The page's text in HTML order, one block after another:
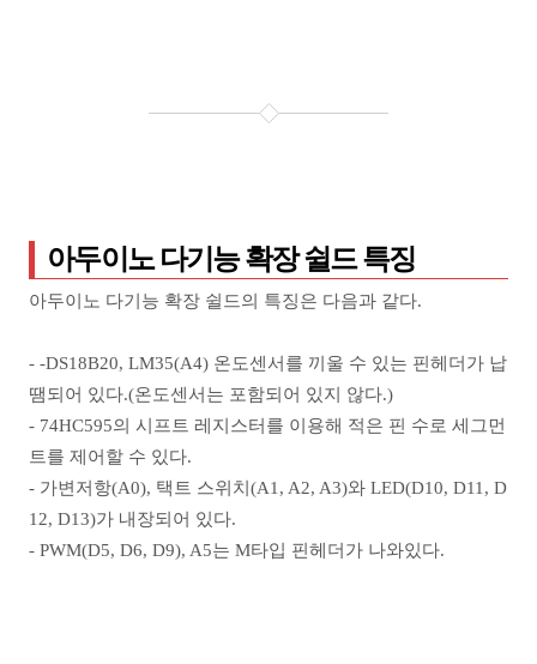
아두이노 다기능 확장 쉴드 특징
아두이노 다기능 확장 쉴드의 특징은 다음과 같다.
- -DS18B20, LM35(A4) 온도센서를 끼울 수 있는 핀헤더가 납
땜되어 있다.(온도센서는 포함되어 있지 않다.)
- 74HC595의 시프트 레지스터를 이용해 적은 핀 수로 세그먼
트를 제어할 수 있다.
- 가변저항(A0), 택트 스위치(A1, A2, A3)와 LED(D10, D11, D
12, D13)가 내장되어 있다.
- PWM(D5, D6, D9), A5는 M타입 핀헤더가 나와있다.